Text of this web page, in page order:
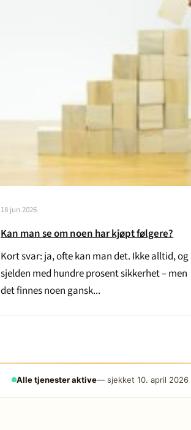
18 jun 2026
Kan man se om noen har kjøpt følgere?
Kort svar: ja, ofte kan man det. Ikke alltid, og
sjelden med hundre prosent sikkerhet – men
det finnes noen gansk...
Alle tjenester aktive— sjekket 10. april 2026